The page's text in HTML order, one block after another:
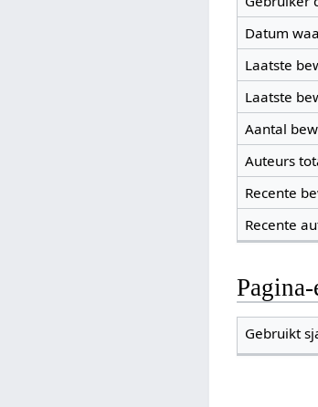
Datum
Laatste
Laatste
Aantal
Auteurs
Recente
Recente
Gebruikt